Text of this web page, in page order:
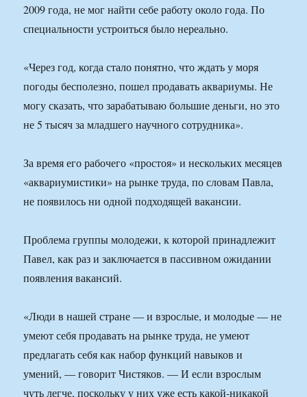
2009 года, не мог найти себе работу около года. По
специальности устроиться было нереально.
«Через год, когда стало понятно, что ждать у моря
погоды бесполезно, пошел продавать аквариумы. Не
могу сказать, что зарабатываю большие деньги, но это
не 5 тысяч за младшего научного сотрудника».
За время его рабочего «простоя» и нескольких месяцев
«аквариумистики» на рынке труда, по словам Павла,
не появилось ни одной подходящей вакансии.
Проблема группы молодежи, к которой принадлежит
Павел, как раз и заключается в пассивном ожидании
появления вакансий.
«Люди в нашей стране — и взрослые, и молодые — не
умеют себя продавать на рынке труда, не умеют
предлагать себя как набор функций навыков и
умений, — говорит Чистяков. — И если взрослым
чуть легче, поскольку у них уже есть какой-никакой